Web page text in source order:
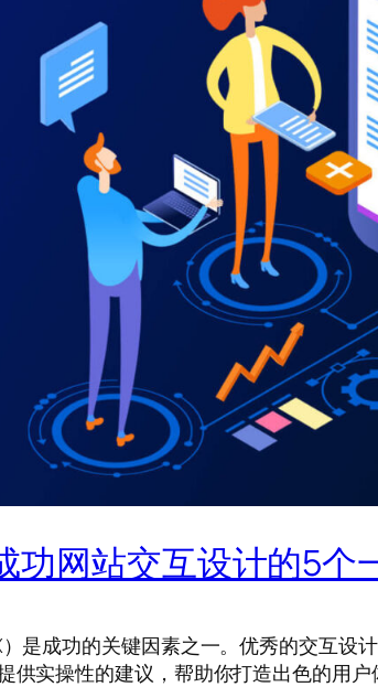
功网站交互设计的5个
是成功的关键因素之一。优秀的交互
供实操性的建议，帮助你打造出色的用户